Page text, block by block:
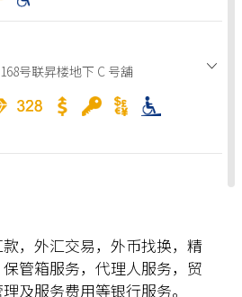
号联昇楼地下 C 号舖
，外汇交易，外币找换，精
管箱服务，代理人服务，贸
及服务费用等银行服务。